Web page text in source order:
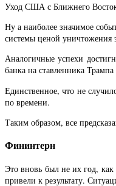
Уход США с Ближнего
Ну а наиболее значимое
системы ценой уничтожения
Аналогичные успехи
банка на ставленника
Единственное, что не
по времени.
Таким образом, все
Фининтерн
Это вновь был не их год,
привели к результату.